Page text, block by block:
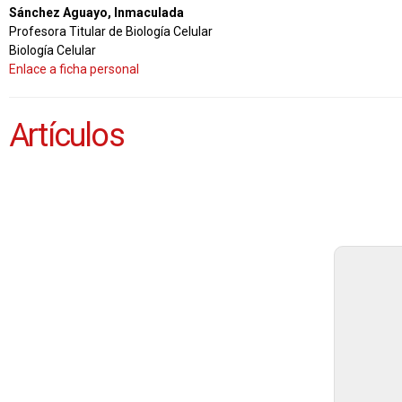
Sánchez Aguayo, Inmaculada
Profesora Titular de Biología Celular
Biología Celular
Enlace a ficha personal
Artículos